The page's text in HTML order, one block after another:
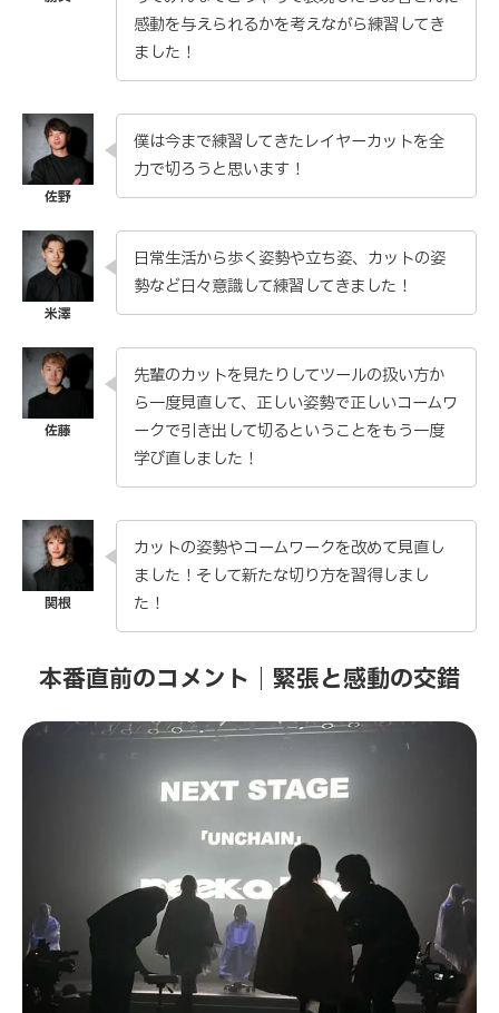
感動を与えられるかを考えながら練習してき
ました！
僕は今まで練習してきたレイヤーカットを全
力で切ろうと思います！
日常生活から歩く姿勢や立ち姿、カットの姿
勢など日々意識して練習してきました！
先輩のカットを見たりしてツールの扱い方か
ら一度見直して、正しい姿勢で正しいコームワ
ークで引き出して切るということをもう一度
学び直しました！
カットの姿勢やコームワークを改めて見直し
ました！そして新たな切り方を習得しまし
た！
本番直前のコメント｜緊張と感動の交錯